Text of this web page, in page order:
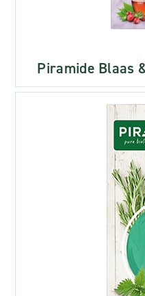
Piramide Blaas